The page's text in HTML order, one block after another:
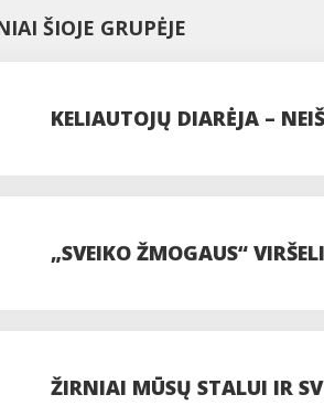
ŠIOJE GRUPĖJE
KELIAUTOJŲ DIARĖJA –
„SVEIKO ŽMOGAUS“
ŽIRNIAI MŪSŲ STALUI IR